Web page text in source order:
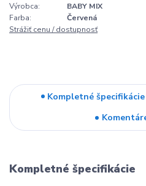
Výrobca:
BABY MIX
Farba:
Červená
Strážiť cenu / dostupnosť
Kompletné špecifikácie
Kompletné špecifikácie